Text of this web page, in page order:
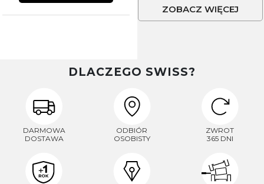
ZOBACZ WIĘCEJ
DLACZEGO SWISS?
DARMOWA
DOSTAWA
ODBIÓR
OSOBISTY
ZWROT
365 DNI